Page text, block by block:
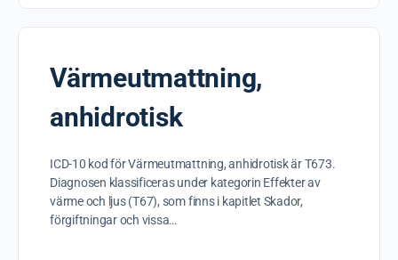
Värmeutmattning,
anhidrotisk
ICD-10 kod för Värmeutmattning, anhidrotisk är T673.
Diagnosen klassificeras under kategorin Effekter av
värme och ljus (T67), som finns i kapitlet Skador,
förgiftningar och vissa…